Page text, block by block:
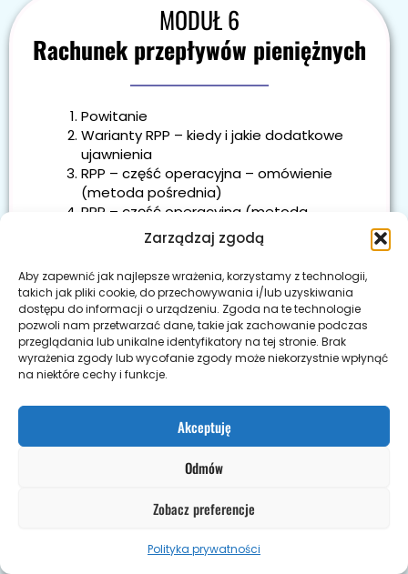
Zarządzaj zgodą
Aby zapewnić jak najlepsze wrażenia, korzystamy z technologii,
takich jak pliki cookie, do przechowywania i/lub uzyskiwania
dostępu do informacji o urządzeniu. Zgoda na te technologie
pozwoli nam przetwarzać dane, takie jak zachowanie podczas
przeglądania lub unikalne identyfikatory na tej stronie. Brak
wyrażenia zgody lub wycofanie zgody może niekorzystnie wpłynąć
na niektóre cechy i funkcje.
Akceptuję
Odmów
Zobacz preferencje
Polityka prywatności
MODUŁ 6
Rachunek przepływów pieniężnych
Powitanie
Warianty RPP – kiedy i jakie dodatkowe
ujawnienia
RPP – część operacyjna – omówienie
(metoda pośrednia)
RPP – część operacyjna (metoda
bezpośrednia)
RPP – część operacyjna – przykład
liczbowy (metoda pośrednia)
RPP – część inwestycyjna – omówienie
RPP – część inwestycyjna – przykład
liczbowy
RPP – część finansowa – omówienie
RPP – część finansowa – przykład
liczbowy
RPP – podsumowanie
RPP w Comarch Optima
Zadanie domowe